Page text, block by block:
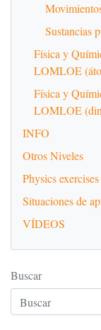
Sustancias
Física y
LOMLOE
Física y
LOMLOE
INFO
Otros Niveles
Physics exercises
Situaciones de
VÍDEOS
Buscar